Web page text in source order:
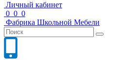
Личный кабинет
0 0 0
Фабрика Школьной Мебели